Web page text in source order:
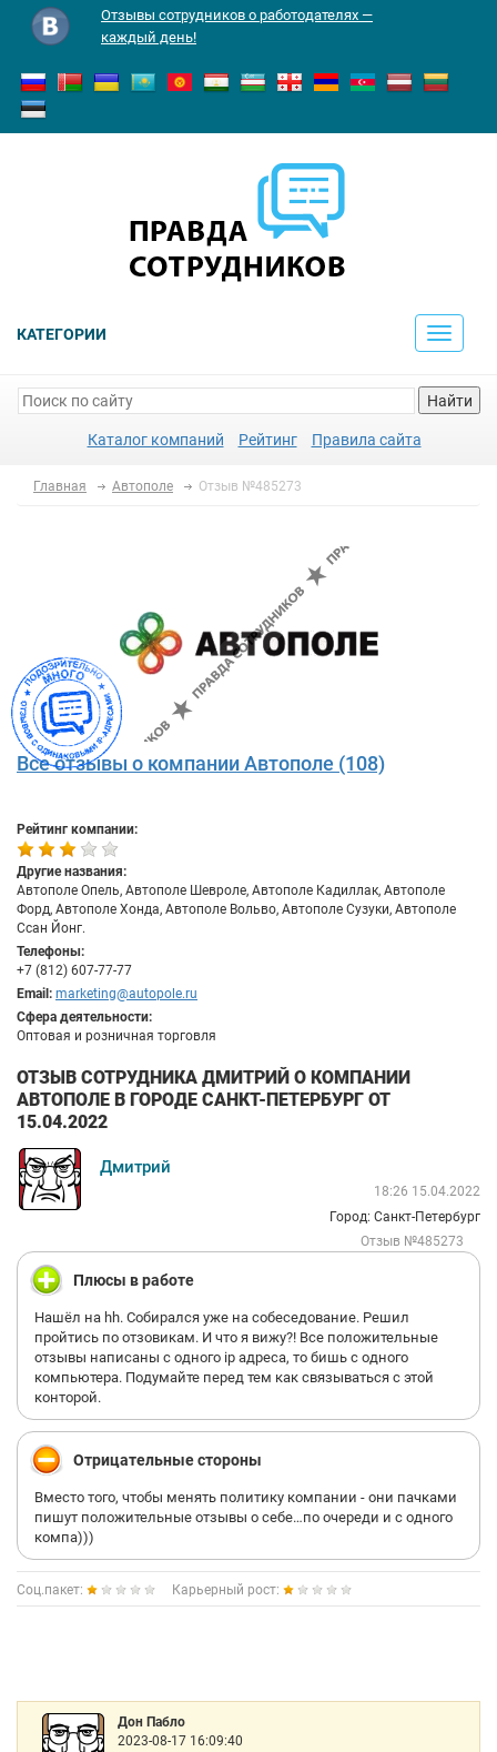
Отзывы сотрудников о работодателях —
каждый день!
КАТЕГОРИИ
Toggle
Найти
Каталог компаний Рейтинг Правила сайта
Главная Автополе Отзыв №485273
Все отзывы о компании Автополе (108)
Рейтинг компании:
Другие названия:
Автополе Опель, Автополе Шевроле, Автополе Кадиллак, Автополе
Форд, Автополе Хонда, Автополе Вольво, Автополе Сузуки, Автополе
Ссан Йонг.
Телефоны:
+7 (812) 607-77-77
Email: marketing@autopole.ru
Сфера деятельности:
Оптовая и розничная торговля
ОТЗЫВ СОТРУДНИКА ДМИТРИЙ О КОМПАНИИ
АВТОПОЛЕ В ГОРОДЕ САНКТ-ПЕТЕРБУРГ ОТ
15.04.2022
Дмитрий
18:26 15.04.2022
Город: Санкт-Петербург
Отзыв №485273
Плюсы в работе
Нашёл на hh. Собирался уже на собеседование. Решил
пройтись по отзовикам. И что я вижу?! Все положительные
отзывы написаны с одного ip адреса, то бишь с одного
компьютера. Подумайте перед тем как связываться с этой
конторой.
Отрицательные стороны
Вместо того, чтобы менять политику компании - они пачками
пишут положительные отзывы о себе…по очереди и с одного
компа)))
Соц.пакет: Карьерный рост:
Дон Пабло
2023-08-17 16:09:40